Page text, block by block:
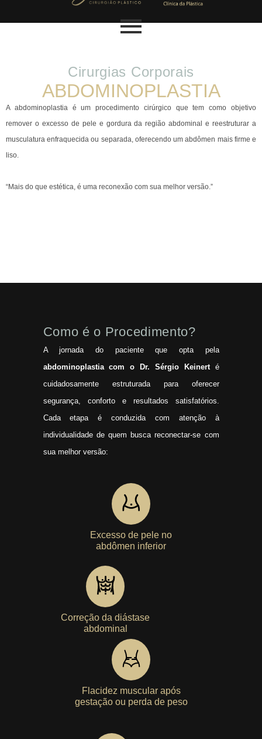
Cirurgias Corporais
ABDOMINOPLASTIA
A abdominoplastia é um procedimento cirúrgico que tem como objetivo
remover o excesso de pele e gordura da região abdominal e reestruturar a
musculatura enfraquecida ou separada, oferecendo um abdômen mais firme e
liso.
“Mais do que estética, é uma reconexão com sua melhor versão.”
Como é o Procedimento?
A jornada do paciente que opta pela
abdominoplastia com o Dr. Sérgio Keinerté
cuidadosamente estruturada para oferecer
segurança, conforto e resultados satisfatórios.
Cada etapa é conduzida com atenção à
individualidade de quem busca reconectar-se com
sua melhor versão:
Excesso de pele no
abdômen inferior
Correção da diástase
abdominal
Flacidez muscular após
gestação ou perda de peso